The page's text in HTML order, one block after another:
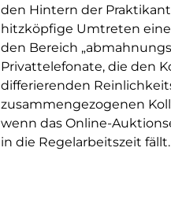
den Hintern der
hitzköpfige Umtreten
den Bereich
Privattelefonate, die den
differierenden
zusammengezogenen
wenn das Online-
in die Regelarbeitszeit